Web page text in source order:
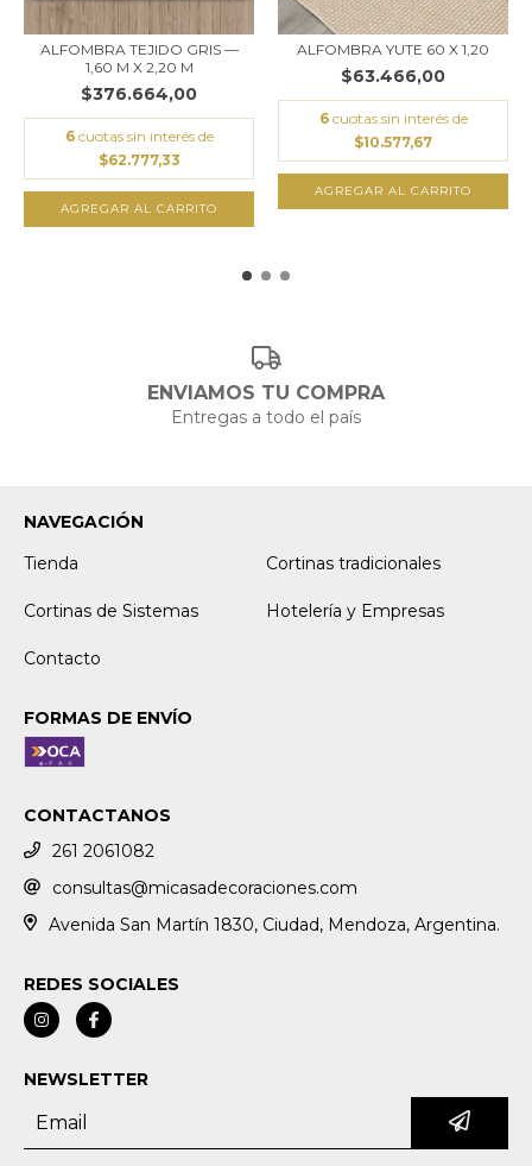
ALFOMBRA TEJIDO GRIS —
1,60 M X 2,20 M
$376.664,00
6 cuotas sin interés de
$62.777,33
ALFOMBRA YUTE 60 X 1,20
$63.466,00
6 cuotas sin interés de
$10.577,67
ENVIAMOS TU COMPRA
Entregas a todo el país
NAVEGACIÓN
Tienda
Cortinas tradicionales
Cortinas de Sistemas Hotelería y Empresas
Contacto
FORMAS DE ENVÍO
CONTACTANOS
261 2061082
consultas@micasadecoraciones.com
Avenida San Martín 1830, Ciudad, Mendoza, Argentina.
REDES SOCIALES
NEWSLETTER